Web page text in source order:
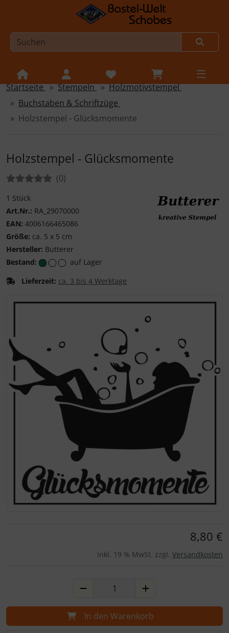
Sprungnavigation
Springe zur Navigation
Springe zum Inhalt
Startseite Stempeln
Holzmotivstempel
Buchstaben & Schriftzüge
Holzstempel - Glücksmomente
Holzstempel - Glücksmomente
Bewertungen:(0Bewertungen
)
1 Stück
Art.Nr.: RA_29070000
EAN: 4006166465086
Größe: ca. 5 x 5 cm
Hersteller: Butterer
Bestand:
auf Lager
Lieferzeit: ca. 3 bis 4 Werktage
8,80 €
inkl. 19 % MwSt. zzgl. Versandkosten
In den Warenkorb